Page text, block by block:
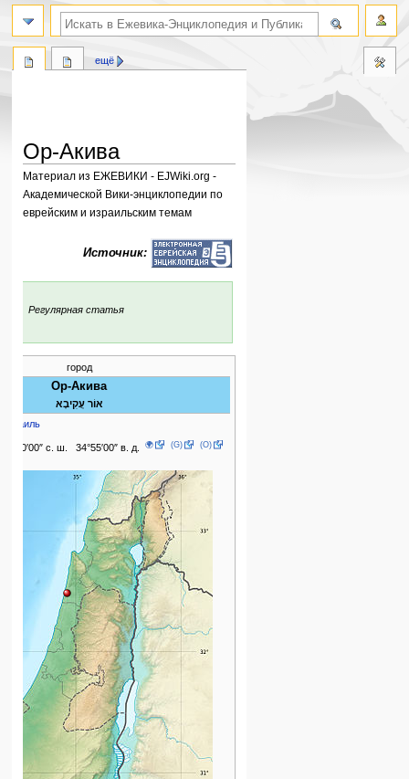
Ор-Акива
Материал из ЕЖЕВИКИ - EJWiki.org -
Академической Вики-энциклопедии по
еврейским и израильским темам
Источник:
Регулярная статья
город
Ор-Акива
אוֹר עֲקִיבָא
Израиль
32°30′00″ с. ш. 34°55′00″ в. д. 🌍 (G) (O)
ещё
поиск по словам